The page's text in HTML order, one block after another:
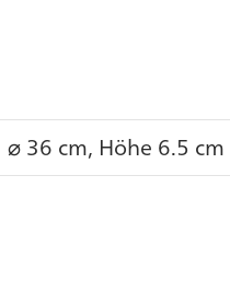
⌀ 36 cm, Höhe 6.5 cm